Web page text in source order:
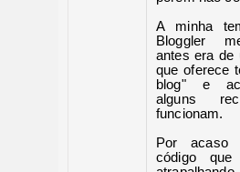
A minha
Bloggler
antes era de
que oferece
blog" e
alguns
funcionam.
Por
código